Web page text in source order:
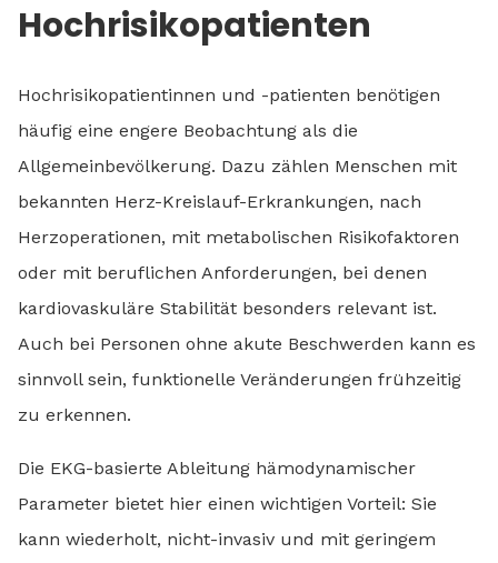
Hochrisikopatienten
Hochrisikopatientinnen und -patienten benötigen
häufig eine engere Beobachtung als die
Allgemeinbevölkerung. Dazu zählen Menschen mit
bekannten Herz-Kreislauf-Erkrankungen, nach
Herzoperationen, mit metabolischen Risikofaktoren
oder mit beruflichen Anforderungen, bei denen
kardiovaskuläre Stabilität besonders relevant ist.
Auch bei Personen ohne akute Beschwerden kann es
sinnvoll sein, funktionelle Veränderungen frühzeitig
zu erkennen.
Die EKG-basierte Ableitung hämodynamischer
Parameter bietet hier einen wichtigen Vorteil: Sie
kann wiederholt, nicht-invasiv und mit geringem